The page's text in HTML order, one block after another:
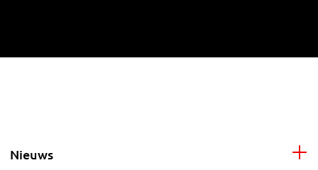
Nieuws